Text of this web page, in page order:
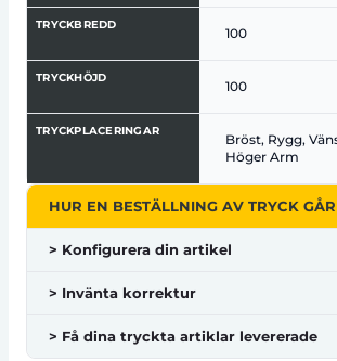
TRYCKBREDD
100
TRYCKHÖJD
100
TRYCKPLACERINGAR
Bröst, Rygg,
Höger Arm
HUR EN BESTÄLLNING AV TRYCK
> Konfigurera din artikel
> Invänta korrektur
> Få dina tryckta artiklar levererade